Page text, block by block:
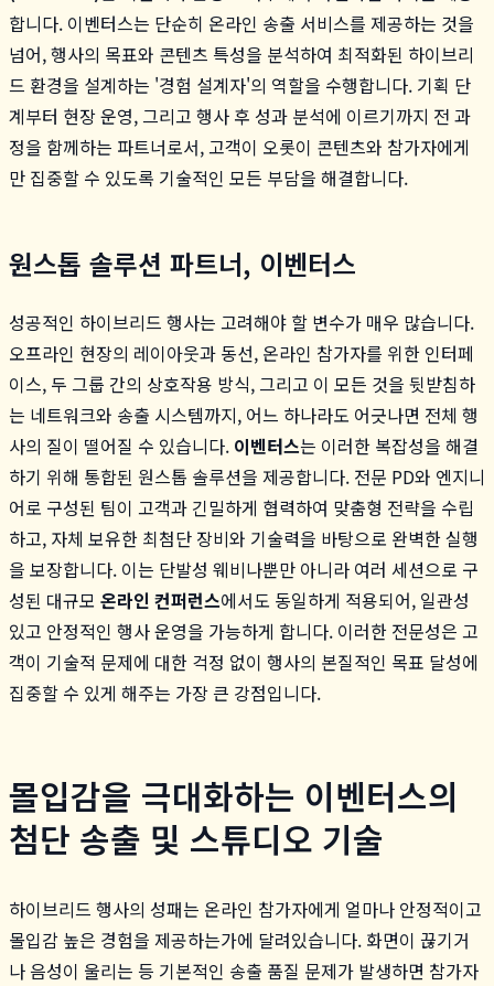
합니다. 이벤터스는 단순히 온라인 송출 서비스를 제공하는 것을
넘어, 행사의 목표와 콘텐츠 특성을 분석하여 최적화된 하이브리
드 환경을 설계하는 '경험 설계자'의 역할을 수행합니다. 기획 단
계부터 현장 운영, 그리고 행사 후 성과 분석에 이르기까지 전 과
정을 함께하는 파트너로서, 고객이 오롯이 콘텐츠와 참가자에게
만 집중할 수 있도록 기술적인 모든 부담을 해결합니다.
원스톱 솔루션 파트너, 이벤터스
성공적인 하이브리드 행사는 고려해야 할 변수가 매우 많습니다.
오프라인 현장의 레이아웃과 동선, 온라인 참가자를 위한 인터페
이스, 두 그룹 간의 상호작용 방식, 그리고 이 모든 것을 뒷받침하
는 네트워크와 송출 시스템까지, 어느 하나라도 어긋나면 전체 행
사의 질이 떨어질 수 있습니다. 이벤터스는 이러한 복잡성을 해결
하기 위해 통합된 원스톱 솔루션을 제공합니다. 전문 PD와 엔지니
어로 구성된 팀이 고객과 긴밀하게 협력하여 맞춤형 전략을 수립
하고, 자체 보유한 최첨단 장비와 기술력을 바탕으로 완벽한 실행
을 보장합니다. 이는 단발성 웨비나뿐만 아니라 여러 세션으로 구
성된 대규모 온라인 컨퍼런스에서도 동일하게 적용되어, 일관성
있고 안정적인 행사 운영을 가능하게 합니다. 이러한 전문성은 고
객이 기술적 문제에 대한 걱정 없이 행사의 본질적인 목표 달성에
집중할 수 있게 해주는 가장 큰 강점입니다.
몰입감을 극대화하는 이벤터스의
첨단 송출 및 스튜디오 기술
하이브리드 행사의 성패는 온라인 참가자에게 얼마나 안정적이고
몰입감 높은 경험을 제공하는가에 달려있습니다. 화면이 끊기거
나 음성이 울리는 등 기본적인 송출 품질 문제가 발생하면 참가자